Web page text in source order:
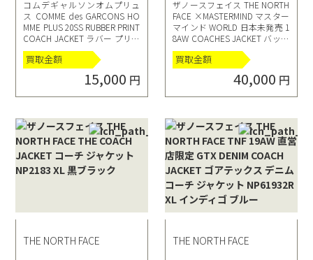
コムデギャルソンオムプリュ
ス COMME des GARCONS HO
MME PLUS 20SS RUBBER PRINT
COACH JACKET ラバー プリン
ト コーチ ジャケット AD2019 P
E-J079 L マルチカラー
買取金額
15,000 円
ザノースフェイス THE NORTH
FACE ×MASTERMIND マスター
マインド WORLD 日本未発売 1
8AW COACHES JACKET バック
スカル プリント コーチ ジャケ
ット NF0A3V8G M 黒 ブラック
買取金額
40,000 円
THE NORTH FACE THE NORTH FACE